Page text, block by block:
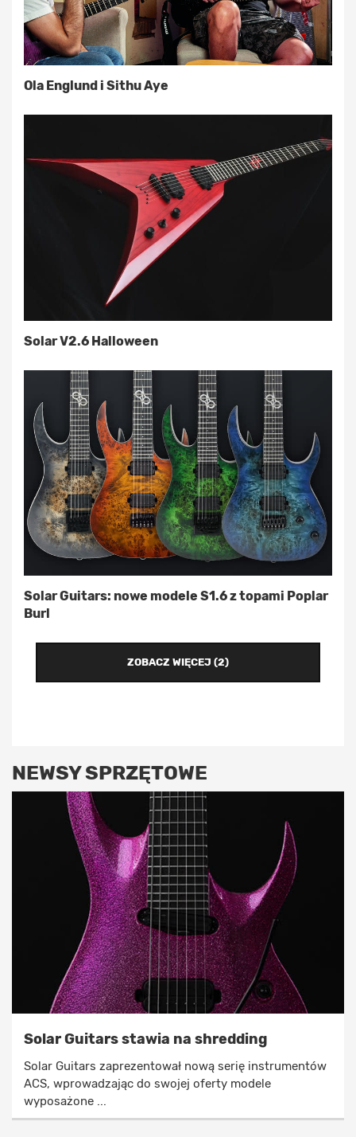
Ola Englund i Sithu Aye
Solar V2.6 Halloween
Solar Guitars: nowe modele S1.6 z topami Poplar
Burl
ZOBACZ WIĘCEJ (2)
NEWSY SPRZĘTOWE
Solar Guitars stawia na shredding
Solar Guitars zaprezentował nową serię instrumentów
ACS, wprowadzając do swojej oferty modele
wyposażone ...